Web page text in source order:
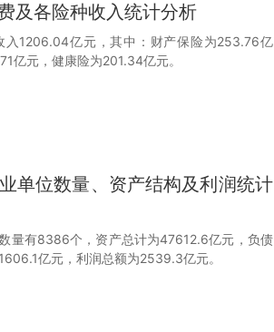
及各险种收入统计分析
1206.04亿元，其中：财产保险为253.76亿
亿元，健康险为201.34亿元。
单位数量、资产结构及利润统计
量有8386个，资产总计为47612.6亿元，负债
亿元，利润总额为2539.3亿元。